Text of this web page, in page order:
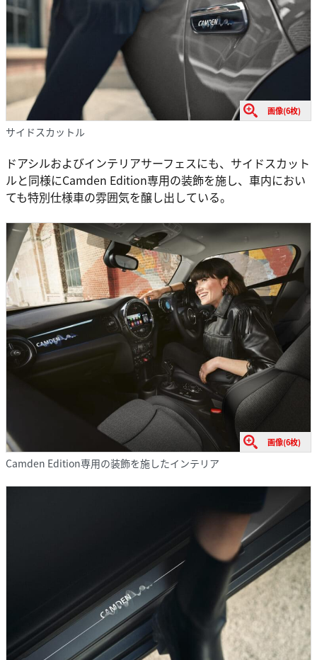
画像(6枚)
サイドスカットル
ドアシルおよびインテリアサーフェスにも、サイドスカット
ルと同様にCamden Edition専用の装飾を施し、車内におい
ても特別仕様車の雰囲気を醸し出している。
画像(6枚)
Camden Edition専用の装飾を施したインテリア